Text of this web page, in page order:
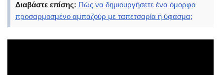
Διαβάστε επίσης: Πώς να δημιουργήσετε ένα όμορφο
προσαρμοσμένο αμπαζούρ με ταπετσαρία ή ύφασμα;